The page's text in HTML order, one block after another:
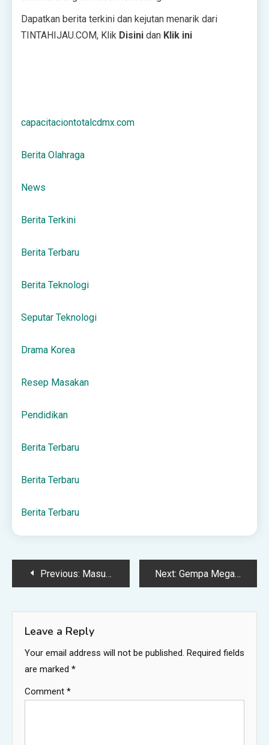
Dapatkan berita terkini dan kejutan menarik dari
TINTAHIJAU.COM, Klik Disini dan Klik ini
capacitaciontotalcdmx.com
Berita Olahraga
News
Berita Terkini
Berita Terbaru
Berita Teknologi
Seputar Teknologi
Drama Korea
Resep Masakan
Pendidikan
Berita Terbaru
Berita Terbaru
Berita Terbaru
PostPrevious: Masuk Surga Bukan Karena Agama Next: Gempa Megathrust jadi Ancaman Serius bagi Indonesia
Leave a Reply
Your email address will not be published. Required fields
are marked *
Comment *